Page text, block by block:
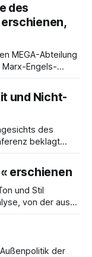
des
erschienen,
MEGA-Abteilung
Engels-
Zeit nur noch
III). Das ist
öffentlich
und Nicht-
des
beklagt
Baratz
um zu verstehen,
Politik
nicht
erschienen
und Stil
von der aus
Sabine Nuss
verdrängte
erschienen ist.
der